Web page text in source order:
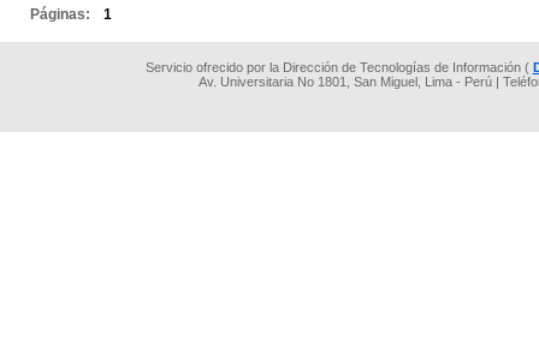
Páginas: 1
Servicio ofrecido por la Dirección de Tecnologías de Información (
Av. Universitaria No 1801, San Miguel, Lima - Perú |